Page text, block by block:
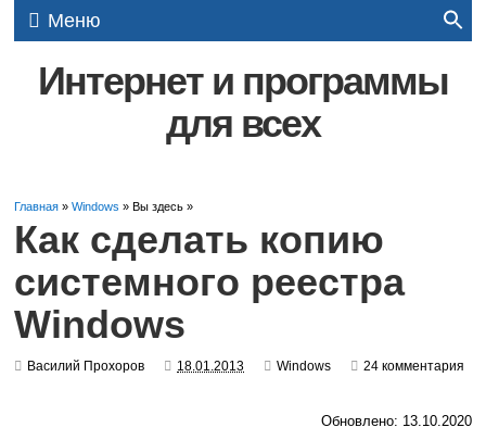
Меню
Интернет и программы
для всех
Главная »Windows » Вы здесь »
Как сделать копию
системного реестра
Windows
Василий Прохоров 18.01.2013 Windows 24 комментария
Обновлено: 13.10.2020